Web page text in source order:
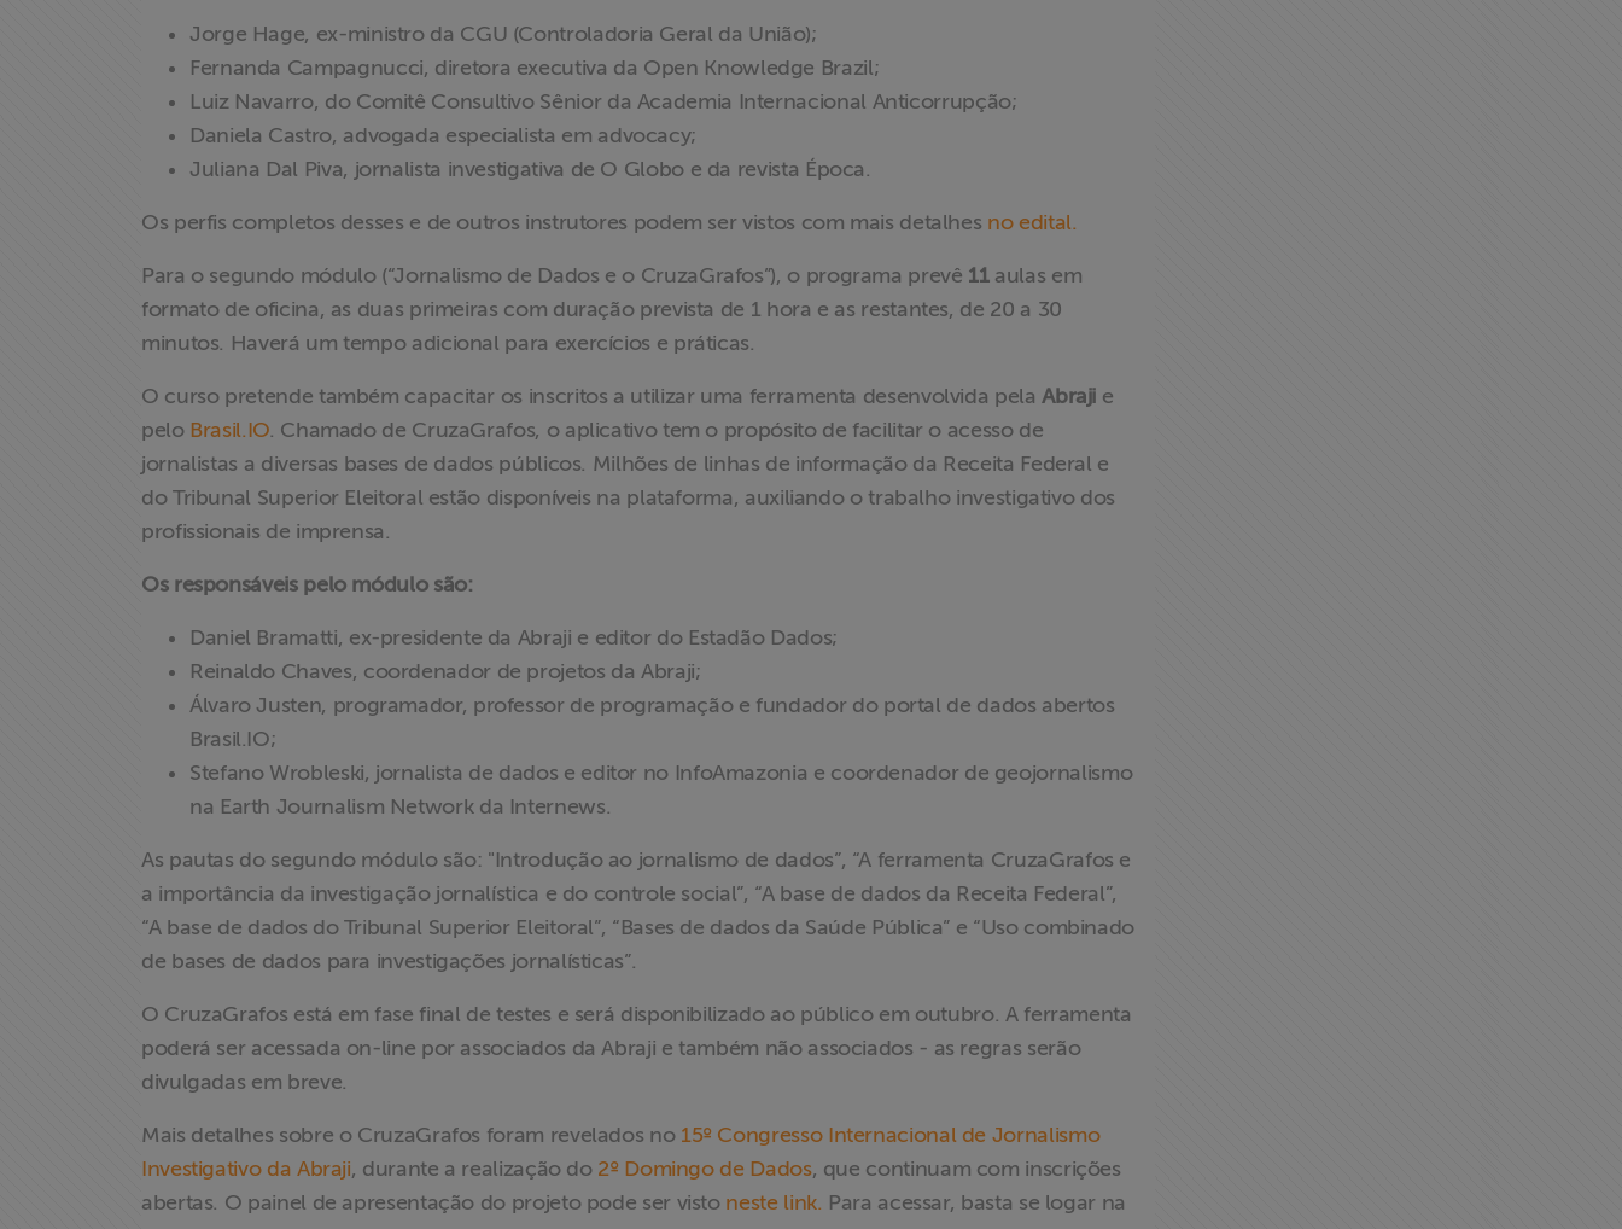
Jorge Hage, ex-ministro da CGU (Controladoria Geral da União);
Fernanda Campagnucci, diretora executiva da Open Knowledge Brazil;
Luiz Navarro, do Comitê Consultivo Sênior da Academia Internacional Anticorrupção;
Daniela Castro, advogada especialista em advocacy;
Juliana Dal Piva, jornalista investigativa de O Globo e da revista Época.
Os perfis completos desses e de outros instrutores podem ser vistos com mais detalhes no edital.
Para o segundo módulo (“Jornalismo de Dados e o CruzaGrafos”), o programa prevê 11aulas em
formato de oficina, as duas primeiras com duração prevista de 1 hora e as restantes, de 20 a 30
minutos. Haverá um tempo adicional para exercícios e práticas.
O curso pretende também capacitar os inscritos a utilizar uma ferramenta desenvolvida pelaAbraji e
pelo Brasil.IO. Chamado de CruzaGrafos, o aplicativo tem o propósito de facilitar o acesso de
jornalistas a diversas bases de dados públicos. Milhões de linhas de informação da Receita Federal e
do Tribunal Superior Eleitoral estão disponíveis na plataforma, auxiliando o trabalho investigativo dos
profissionais de imprensa.
Os responsáveis pelo módulo são:
Daniel Bramatti, ex-presidente da Abraji e editor do Estadão Dados;
Reinaldo Chaves, coordenador de projetos da Abraji;
Álvaro Justen, programador, professor de programação e fundador do portal de dados abertos
Brasil.IO;
Stefano Wrobleski, jornalista de dados e editor no InfoAmazonia e coordenador de geojornalismo
na Earth Journalism Network da Internews.
As pautas do segundo módulo são: "Introdução ao jornalismo de dados”, “A ferramenta CruzaGrafos e
a importância da investigação jornalística e do controle social”, “A base de dados da Receita Federal”,
“A base de dados do Tribunal Superior Eleitoral”, “Bases de dados da Saúde Pública” e “Uso combinado
de bases de dados para investigações jornalísticas”.
O CruzaGrafos está em fase final de testes e será disponibilizado ao público em outubro. A ferramenta
poderá ser acessada on-line por associados da Abraji e também não associados - as regras serão
divulgadas em breve.
Mais detalhes sobre o CruzaGrafos foram revelados no 15º Congresso Internacional de Jornalismo
Investigativo da Abraji, durante a realização do 2º Domingo de Dados, que continuam com inscrições
abertas. O painel de apresentação do projeto pode ser visto neste link. Para acessar, basta se logar na